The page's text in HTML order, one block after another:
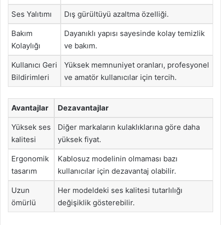
Ses Yalıtımı Dış gürültüyü azaltma özelliği.
Bakım
Kolaylığı
Dayanıklı yapısı sayesinde kolay temizlik
ve bakım.
Kullanıcı Geri
Bildirimleri
Yüksek memnuniyet oranları, profesyonel
ve amatör kullanıcılar için tercih.
Avantajlar Dezavantajlar
Yüksek ses
kalitesi
Diğer markaların kulaklıklarına göre daha
yüksek fiyat.
Ergonomik
tasarım
Kablosuz modelinin olmaması bazı
kullanıcılar için dezavantaj olabilir.
Uzun
ömürlü
Her modeldeki ses kalitesi tutarlılığı
değişiklik gösterebilir.